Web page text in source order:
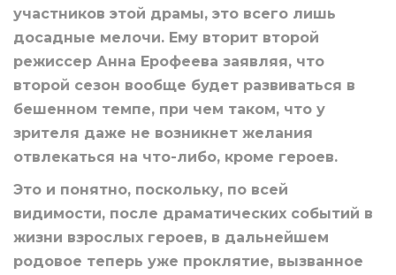
участников этой драмы, это всего лишь
досадные мелочи. Ему вторит второй
режиссер Анна Ерофеева заявляя, что
второй сезон вообще будет развиваться в
бешенном темпе, при чем таком, что у
зрителя даже не возникнет желания
отвлекаться на что-либо, кроме героев.
Это и понятно, поскольку, по всей
видимости, после драматических событий в
жизни взрослых героев, в дальнейшем
родовое теперь уже проклятие, вызванное